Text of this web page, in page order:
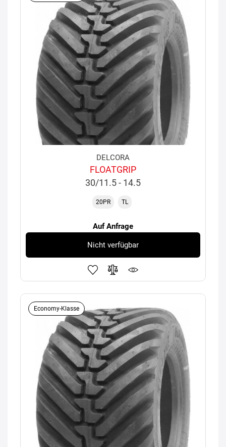
DELCORA
FLOATGRIP
30/11.5 - 14.5
20PR TL
Auf Anfrage
Nicht verfügbar
Economy-Klasse